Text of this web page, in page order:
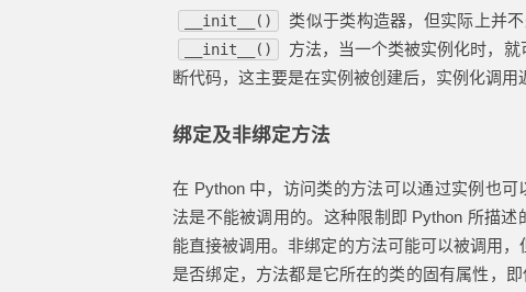
__init__() 类似于类构造器，但实际上并
__init__()
方法，当一个类被实例化时，
断代码，这主要是在实例被创建后，实例化调
绑定及非绑定方法
在 Python 中，访问类的方法可以通过实例也
法是不能被调用的。这种限制即 Python 所描
能直接被调用。非绑定的方法可能可以被调用
是否绑定，方法都是它所在的类的固有属性，